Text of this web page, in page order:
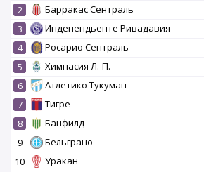
2
Барракас Сентраль
3
Индепендьенте Ривадавия
4
Росарио Сентраль
5
Химнасия Л.-П.
6
Атлетико Тукуман
7
Тигре
8
Банфилд
9
Бельграно
10
Уракан